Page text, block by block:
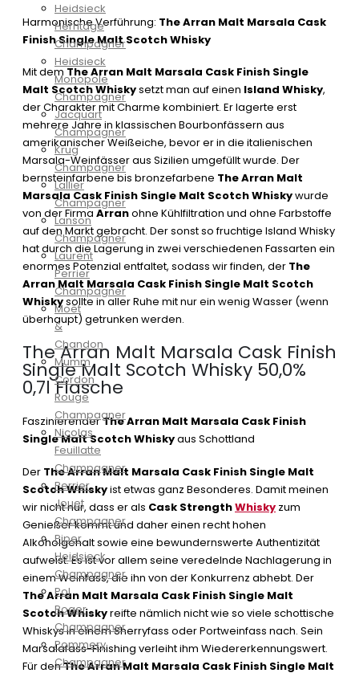
Heidsieck
Herritage
Champagner
Heidsieck
Monopole
Champagner
Jacquart
Champagner
Krug
Champagner
Lallier
Champagner
Lanson
Champagner
Laurent
Perrier
Champagner
Moët
&
Chandon
Mumm
Cordon
Rouge
Champagner
Nicolas
Feuillatte
Champagner
Perrier
Jouet
Champagner
Piper
Heidsieck
Champagner
Pol
Roger
Champagner
Pommery
Champagner
Harmonische Verführung: The Arran Malt Marsala Cask
Finish Single Malt Scotch Whisky
Mit dem The Arran Malt Marsala Cask Finish Single
Malt Scotch Whiskysetzt man auf einen Island Whisky,
der Charakter mit Charme kombiniert. Er lagerte erst
mehrere Jahre in klassischen Bourbonfässern aus
amerikanischer Weißeiche, bevor er in die italienischen
Marsala-Weinfässer aus Sizilien umgefüllt wurde. Der
bernsteinfarbene bis bronzefarbene The Arran Malt
Marsala Cask Finish Single Malt Scotch Whiskywurde
von der Firma Arranohne Kühlfiltration und ohne Farbstoffe
auf den Markt gebracht. Der sonst so fruchtige Island Whisky
hat durch die Lagerung in zwei verschiedenen Fassarten ein
enormes Potenzial entfaltet, sodass wir finden, der The
Arran Malt Marsala Cask Finish Single Malt Scotch
Whiskysollte in aller Ruhe mit nur ein wenig Wasser (wenn
überhaupt) getrunken werden.
The Arran Malt Marsala Cask Finish
Single Malt Scotch Whisky 50,0%
0,7l Flasche
FaszinierenderThe Arran Malt Marsala Cask Finish
Single Malt Scotch Whiskyaus Schottland
Der The Arran Malt Marsala Cask Finish Single Malt
Scotch Whiskyist etwas ganz Besonderes. Damit meinen
wir nicht nur, dass er als Cask StrengthWhisky zum
Genießer kommt und daher einen recht hohen
Alkoholgehalt sowie eine bewundernswerte Authentizität
aufweist. Es ist vor allem seine veredelnde Nachlagerung in
einem Weinfass, die ihn von der Konkurrenz abhebt. Der
The Arran Malt Marsala Cask Finish Single Malt
Scotch Whiskyreifte nämlich nicht wie so viele schottische
Whiskys in einem Sherryfass oder Portweinfass nach. Sein
Marsalafass-Finishing verleiht ihm Wiedererkennungswert.
Für denThe Arran Malt Marsala Cask Finish Single Malt